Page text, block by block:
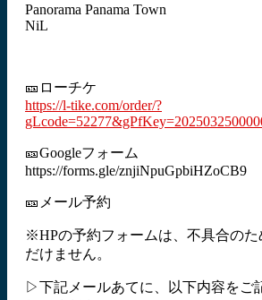
Panorama Panama Town
NiL
🎫ローチケ
https://l-tike.com/order/?
🎫Googleフォーム
https://forms.gle/znjiNpuGpbiHZoCB9
🎫メール予約
※HPの予約フォームは、不具合のた
だけません。
▷下記メールあてに、以下内容をご